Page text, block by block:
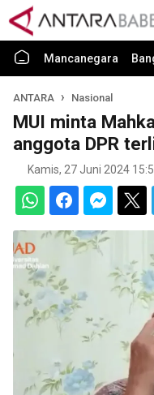
Mancanegara
ANTARA Nasional
MUI minta
anggota DPR
Kamis, 27 Juni 2024